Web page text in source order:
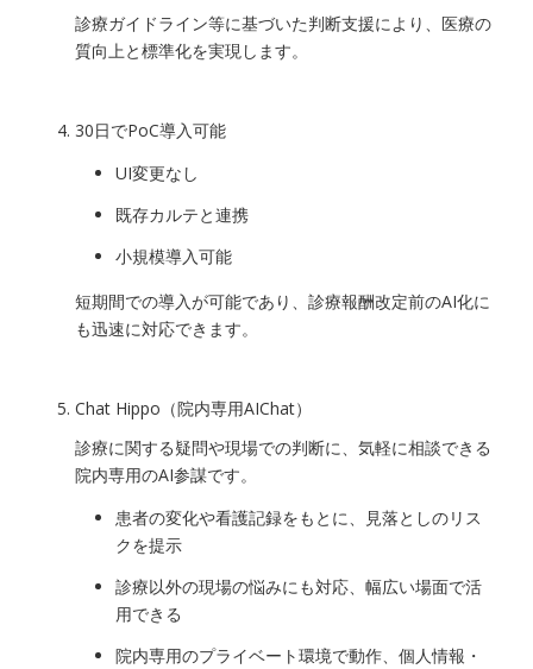
診療ガイドライン等に基づいた判断支援により、医療の
質向上と標準化を実現します。
30日でPoC導入可能
UI変更なし
既存カルテと連携
小規模導入可能
短期間での導入が可能であり、診療報酬改定前のAI化に
も迅速に対応できます。
Chat Hippo（院内専用AIChat）
診療に関する疑問や現場での判断に、気軽に相談できる
院内専用のAI参謀です。
患者の変化や看護記録をもとに、見落としのリス
クを提示
診療以外の現場の悩みにも対応、幅広い場面で活
用できる
院内専用のプライベート環境で動作、個人情報・